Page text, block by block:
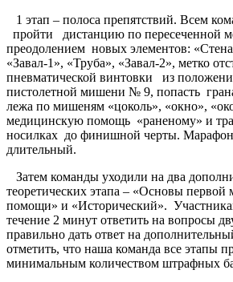
1 этап – полоса препятствий. Всем
пройти дистанцию по пересеченной
преодолением новых элементов:
«Завал-1», «Труба», «Завал-2», метко
пневматической винтовки из
пистолетной мишени № 9, попасть
лежа по мишеням «цоколь», «окно»,
медицинскую помощь «раненому» и
носилках до финишной черты.
длительный.
Затем команды уходили на два
теоретических этапа – «Основы первой
помощи» и «Исторический».
течение 2 минут ответить на вопросы
правильно дать ответ на
отметить, что наша команда все этапы
минимальным количеством штрафных